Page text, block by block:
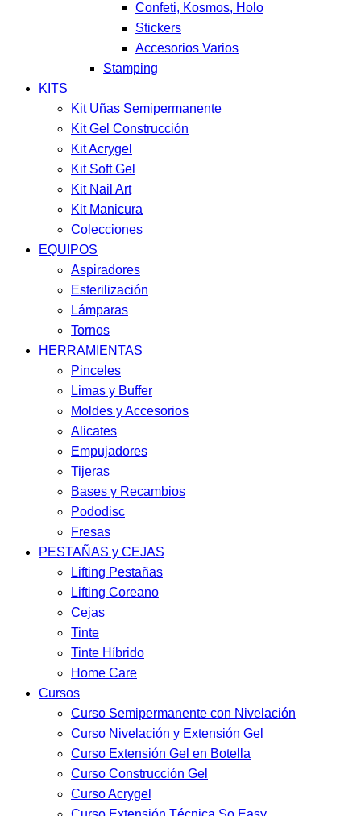
Confeti, Kosmos, Holo
Stickers
Accesorios Varios
Stamping
KITS
Kit Uñas Semipermanente
Kit Gel Construcción
Kit Acrygel
Kit Soft Gel
Kit Nail Art
Kit Manicura
Colecciones
EQUIPOS
Aspiradores
Esterilización
Lámparas
Tornos
HERRAMIENTAS
Pinceles
Limas y Buffer
Moldes y Accesorios
Alicates
Empujadores
Tijeras
Bases y Recambios
Pododisc
Fresas
PESTAÑAS y CEJAS
Lifting Pestañas
Lifting Coreano
Cejas
Tinte
Tinte Híbrido
Home Care
Cursos
Curso Semipermanente con Nivelación
Curso Nivelación y Extensión Gel
Curso Extensión Gel en Botella
Curso Construcción Gel
Curso Acrygel